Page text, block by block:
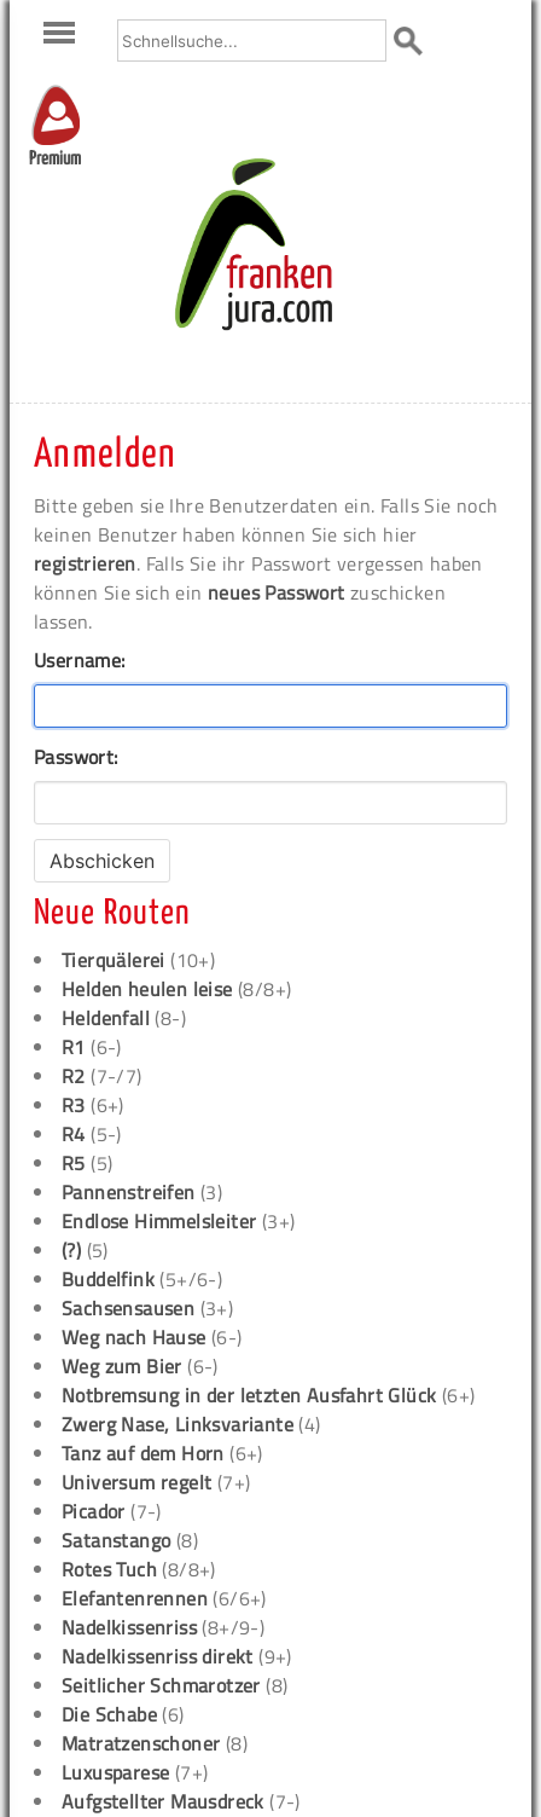
Premium
Anmelden
Bitte geben sie Ihre Benutzerdaten ein. Falls Sie noch
keinen Benutzer haben können Sie sich hier
registrieren. Falls Sie ihr Passwort vergessen haben
können Sie sich ein neues Passwort zuschicken
lassen.
Username:
Passwort:
Neue Routen
Tierquälerei (10+)
Helden heulen leise (8/8+)
Heldenfall (8-)
R1 (6-)
R2 (7-/7)
R3 (6+)
R4 (5-)
R5 (5)
Pannenstreifen (3)
Endlose Himmelsleiter (3+)
(?) (5)
Buddelfink (5+/6-)
Sachsensausen (3+)
Weg nach Hause (6-)
Weg zum Bier (6-)
Notbremsung in der letzten Ausfahrt Glück (6+)
Zwerg Nase, Linksvariante (4)
Tanz auf dem Horn (6+)
Universum regelt (7+)
Picador (7-)
Satanstango(8)
Rotes Tuch (8/8+)
Elefantenrennen (6/6+)
Nadelkissenriss(8+/9-)
Nadelkissenriss direkt (9+)
Seitlicher Schmarotzer (8)
Die Schabe (6)
Matratzenschoner (8)
Luxusparese (7+)
Aufgstellter Mausdreck (7-)